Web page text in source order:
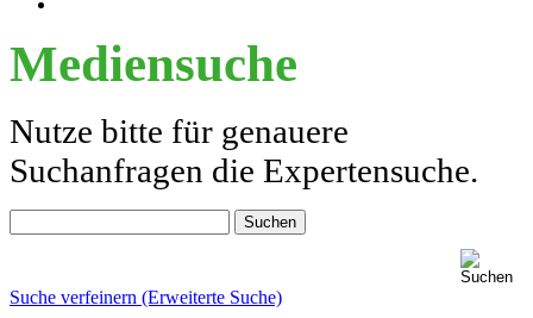
Mediensuche
Nutze bitte für genauere
Suchanfragen die Expertensuche.
Suche verfeinern (Erweiterte Suche)